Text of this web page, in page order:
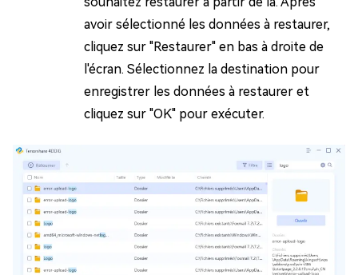
avoir sélectionné les données à restaurer,
cliquez sur "Restaurer" en bas à droite de
l'écran. Sélectionnez la destination pour
enregistrer les données à restaurer et
cliquez sur "OK" pour exécuter.